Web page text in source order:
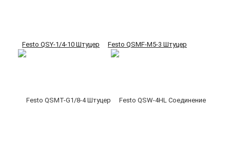
Festo QSY-1/4-10 Штуцер Festo QSMF-M5-3 Штуцер